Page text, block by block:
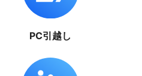
PC引越し